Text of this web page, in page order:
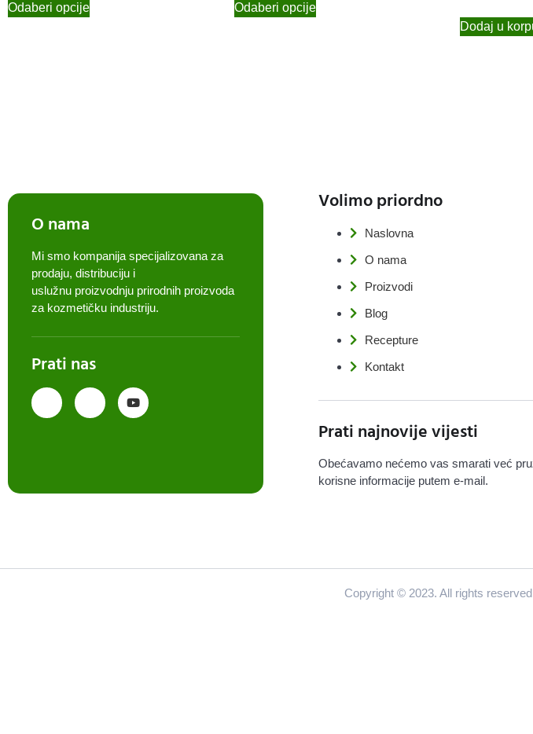
Odaberi opcije Odaberi opcije
Dodaj u
O nama
Mi smo kompanija specijalizovana za
prodaju, distribuciju i
uslužnu proizvodnju prirodnih proizvoda
za kozmetičku industriju.
Prati nas
Volimo priordno
Naslovna
O nama
Proizvodi
Blog
Recepture
Kontakt
Prati najnovije vijesti
Obećavamo nećemo vas smarati već
korisne informacije putem e-mail.
Copyright © 2023. All rights